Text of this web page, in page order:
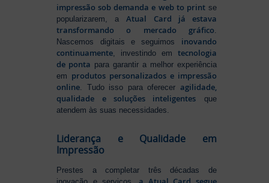
impressão sob demanda e web to printse
popularizarem, aAtual Card já estava
transformando o mercado gráfico
Nascemos digitais e seguimos inovando
continuamente , investindo em tecnologia
de ponta para garantir a melhor experiência
em produtos personalizados e impressão
online . Tudo isso para oferecer agilidade,
qualidade e soluções inteligentes que
atendem às suas necessidades.
Liderança e Qualidade em
Impressão
Prestes a completar três décadas de